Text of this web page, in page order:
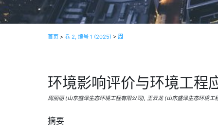
首页 > 卷 2, 编号 1 (2025) > 周
环境影响评价与环境工程
周丽丽 (山东盛泽生态环境工程有限公司), 王云龙 (山东盛泽生态环境
摘要